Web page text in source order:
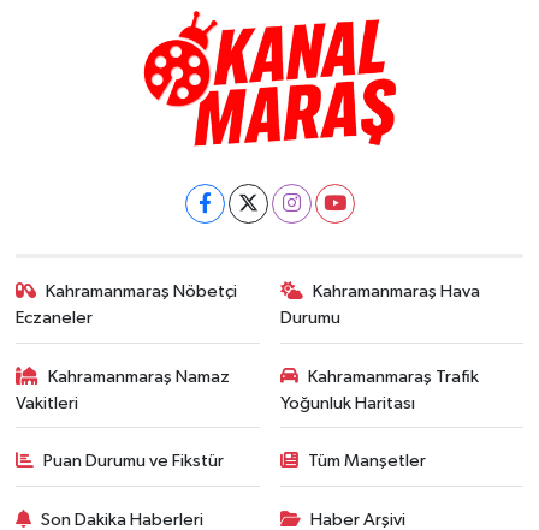
Kahramanmaraş Nöbetçi
Eczaneler
Kahramanmaraş Hava
Durumu
Kahramanmaraş Namaz
Vakitleri
Kahramanmaraş Trafik
Yoğunluk Haritası
Puan Durumu ve Fikstür Tüm Manşetler
Son Dakika Haberleri Haber Arşivi